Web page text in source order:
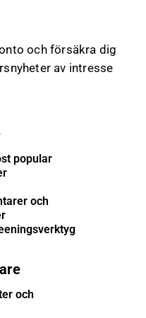
och försäkra dig
av intresse
popular
och
och